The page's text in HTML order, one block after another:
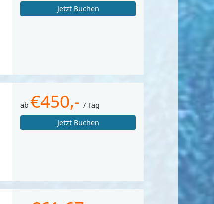
Jetzt Buchen
ab €450,- / Tag
Jetzt Buchen